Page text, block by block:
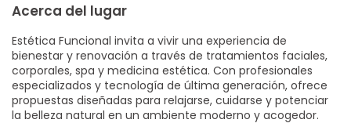
Acerca del lugar
Estética Funcional invita a vivir una experiencia de
bienestar y renovación a través de tratamientos faciales,
corporales, spa y medicina estética. Con profesionales
especializados y tecnología de última generación, ofrece
propuestas diseñadas para relajarse, cuidarse y potenciar
la belleza natural en un ambiente moderno y acogedor.